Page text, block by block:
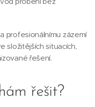
profesionálnímu zázemí
složitějších situacích,
řešení.
řešit?